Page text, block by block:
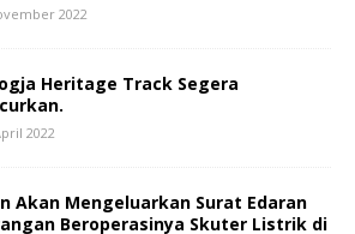
2022
Heritage Track Segera
2022
Akan Mengeluarkan Surat Edaran
Beroperasinya Skuter Listrik di